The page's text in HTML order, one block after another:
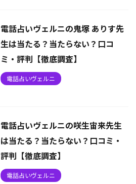
電話占いヴェルニの鬼塚 ありす先
生は当たる？当たらない？口コ
ミ・評判【徹底調査】
電話占いヴェルニ
電話占いヴェルニの咲生宙来先生
は当たる？当たらない？口コミ・
評判【徹底調査】
電話占いヴェルニ